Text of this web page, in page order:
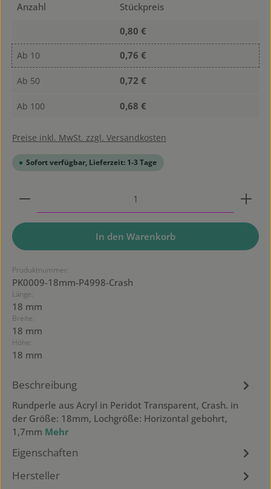
Anzahl
Stückpreis
0,80 €
Ab 10 0,76 €
Ab 50 0,72 €
Ab 100 0,68 €
Preise inkl. MwSt. zzgl. Versandkosten
Sofort verfügbar, Lieferzeit: 1-3 Tage
Produkt Anzahl: Gib den gewünschten Wert ein
In den Warenkorb
Produktnummer:
PK0009-18mm-P4998-Crash
Länge:
18 mm
Breite:
18 mm
Höhe:
18 mm
Beschreibung
Rundperle aus Acryl in Peridot Transparent, Crash. in
der Größe: 18mm, Lochgröße: Horizontal gebohrt,
1,7mm Mehr
Eigenschaften
Hersteller